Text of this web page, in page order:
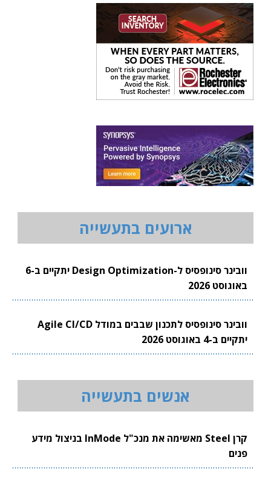
ארועים בתעשייה
וובינר סינופסיס ל-Design Optimization יתקיים ב-6
באוגוסט 2026
וובינר סינופסיס לתכנון שבבים במודל Agile CI/CD
יתקיים ב-4 באוגוסט 2026
אנשים בתעשייה
קרן Steel מאשימה את מנכ"ל InMode בניצול מידע
פנים